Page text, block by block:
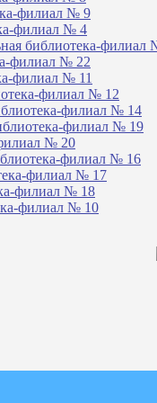
филиал № 9
филиал № 4
библиотека-филиал
филиал № 22
филиал № 11
филиал № 12
филиал № 14
филиал № 19
№ 20
филиал № 16
филиал № 17
филиал № 18
филиал № 10